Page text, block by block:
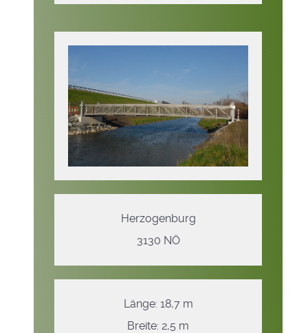
Herzogenburg
3130 NÖ
Länge: 18,7 m
Breite: 2,5 m